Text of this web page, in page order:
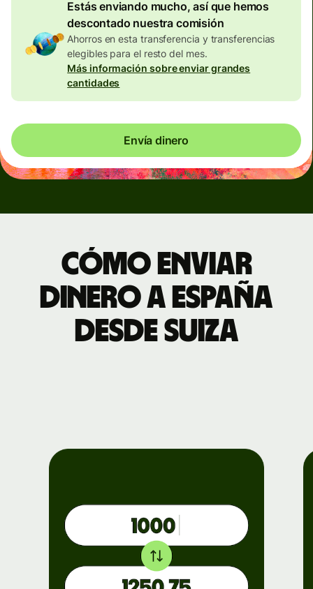
Estás enviando mucho, así que hemos
descontado nuestra comisión
Ahorros en esta transferencia y transferencias
elegibles para el resto del mes.
Más información sobre enviar grandes
cantidades
Envía dinero
Cómo enviar
dinero a España
desde Suiza